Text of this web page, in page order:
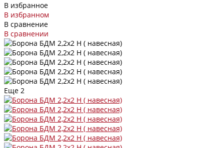
В избранное
В избранном
В сравнение
В сравнении
Еще 2